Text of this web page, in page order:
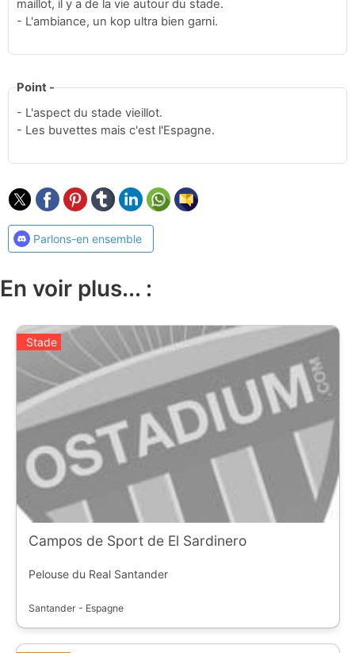
maillot, il y a de la vie autour du stade.
- L'ambiance, un kop ultra bien garni.
Point -
- L'aspect du stade vieillot.
- Les buvettes mais c'est l'Espagne.
Parlons-en ensemble
En voir plus... :
Stade
Campos de Sport de El Sardinero
Pelouse du Real Santander
Santander - Espagne